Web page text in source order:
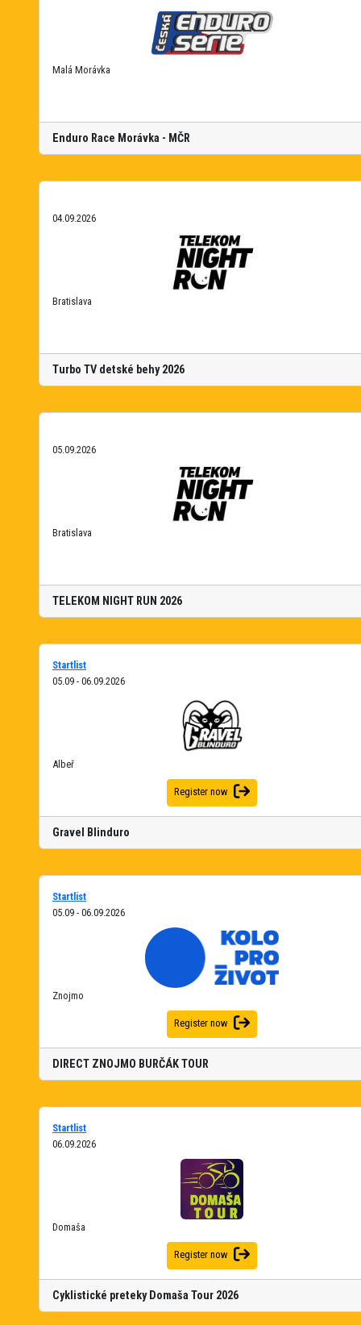
Malá Morávka
Enduro Race Morávka - MČR
04.09.2026
Bratislava
Turbo TV detské behy 2026
05.09.2026
Bratislava
TELEKOM NIGHT RUN 2026
Startlist
05.09 - 06.09.2026
Albeř
Register now
Gravel Blinduro
Startlist
05.09 - 06.09.2026
Znojmo
Register now
DIRECT ZNOJMO BURČÁK TOUR
Startlist
06.09.2026
Domaša
Register now
Cyklistické preteky Domaša Tour 2026